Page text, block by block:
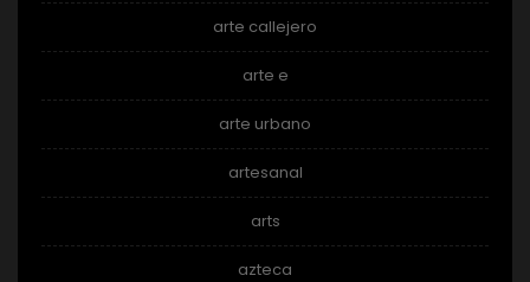
arte callejero
arte e
arte urbano
artesanal
arts
azteca